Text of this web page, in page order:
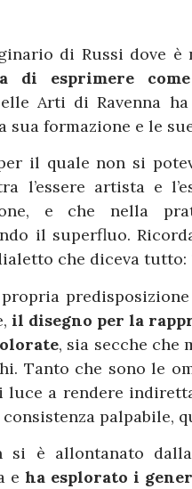
di Russi dove è
di esprimere
Arti di Ravenna
sua formazione e le
il quale non si
l’essere artista e
e che nella
il superfluo.
che diceva tutto:
propria
il disegno per la
, sia secche che
Tanto che sono le
a rendere
palpabile,
si è allontanato
e ha esplorato i